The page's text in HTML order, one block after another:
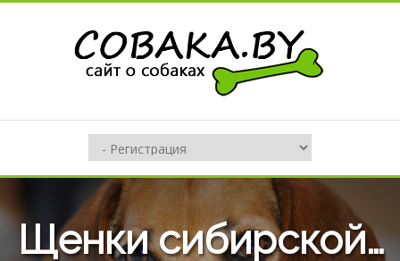
Щенки сибирской хаски